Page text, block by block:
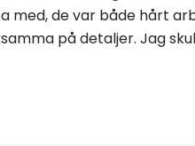
med, de var både hårt
på detaljer. Jag